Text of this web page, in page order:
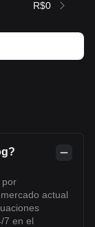
R$0
por
actual
7 en el